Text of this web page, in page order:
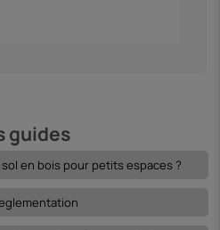
guides
en bois pour petits espaces ?